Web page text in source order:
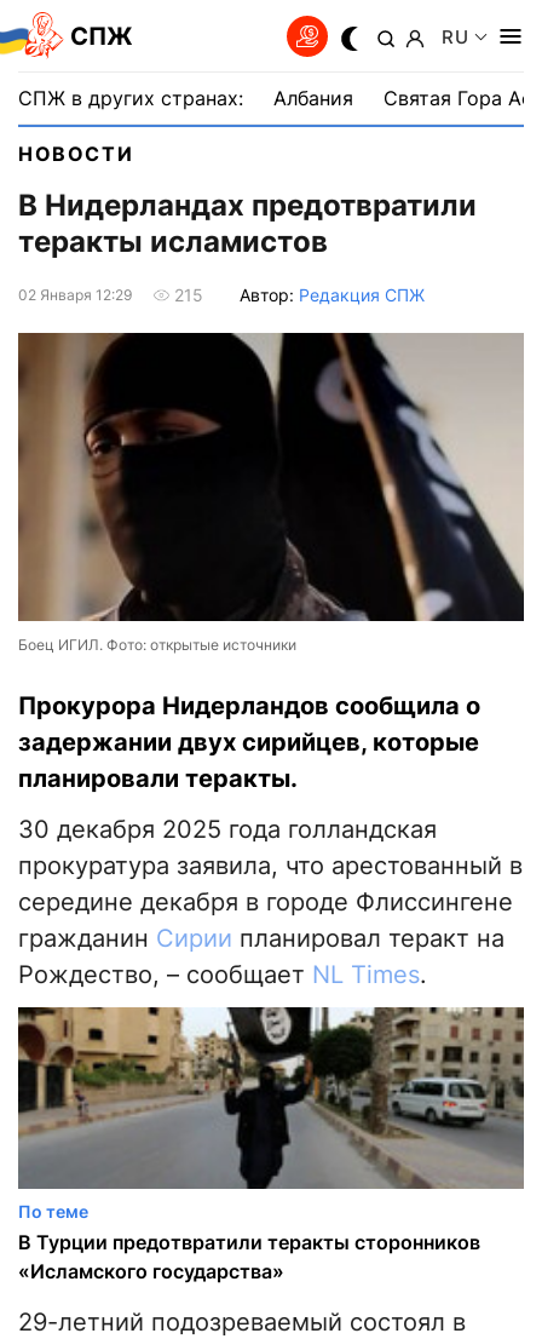
СПЖ RU
СПЖ в других странах: Албания Святая Гора
НОВОСТИ
В Нидерландах предотвратили
теракты исламистов
02 Января 12:29 215 Автор: Редакция СПЖ
Боец ИГИЛ. Фото: открытые источники
Прокурора Нидерландов сообщила о
задержании двух сирийцев, которые
планировали теракты.
30 декабря 2025 года голландская
прокуратура заявила, что арестованный в
середине декабря в городе Флиссингене
гражданин Сирии планировал теракт на
Рождество, – сообщает NL Times.
По теме
В Турции предотвратили теракты сторонников
«Исламского государства»
29-летний подозреваемый состоял в